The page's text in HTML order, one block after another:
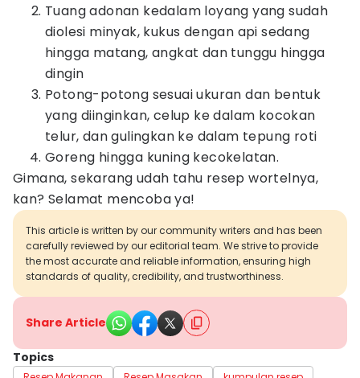
Tuang adonan kedalam loyang yang sudah
diolesi minyak, kukus dengan api sedang
hingga matang, angkat dan tunggu hingga
dingin
Potong-potong sesuai ukuran dan bentuk
yang diinginkan, celup ke dalam kocokan
telur, dan gulingkan ke dalam tepung roti
Goreng hingga kuning kecokelatan.
Gimana, sekarang udah tahu resep wortelnya,
kan? Selamat mencoba ya!
This article is written by our community writers and has been
carefully reviewed by our editorial team. We strive to provide
the most accurate and reliable information, ensuring high
standards of quality, credibility, and trustworthiness.
Share Article
Topics